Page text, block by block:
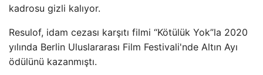
kadrosu gizli kalıyor.
Resulof, idam cezası karşıtı filmi “Kötülük Yok”la 2020
yılında Berlin Uluslararası Film Festivali'nde Altın Ayı
ödülünü kazanmıştı.